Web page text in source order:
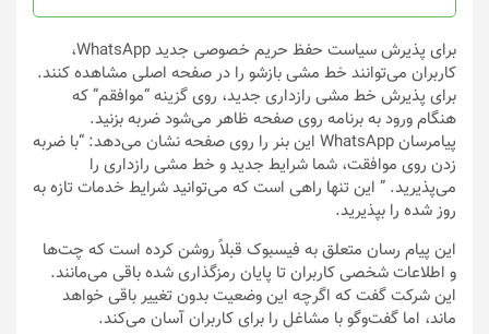
محصول
شوند
محصول
انتخاب
شوند
برای پذیرش سیاست حفظ حریم خصوصی جدید WhatsApp،
کاربران می‌توانند خط مشی بازشو را در صفحه اصلی مشاهده کنند.
برای پذیرش خط مشی رازداری جدید، روی گزینه “موافقم” که
هنگام ورود به برنامه روی صفحه ظاهر می‌شود ضربه بزنید.
پیامرسان WhatsApp این بنر را روی صفحه نشان می‌دهد: “با ضربه
زدن روی موافقت، شما شرایط جدید و خط مشی رازداری را
می‌پذیرید. ” این تنها راهی است که می‌توانید شرایط خدمات تازه به
روز شده را بپذیرید.
این پیام رسان متعلق به فیسبوک قبلاً روشن کرده است که چت‌ها
و اطلاعات شخصی کاربران تا پایان رمزگذاری شده باقی می‌مانند.
این شرکت گفت که اگرچه این وضعیت بدون تغییر باقی خواهد
ماند، اما گفت‌وگو با مشاغل را برای کاربران آسان می‌کند.